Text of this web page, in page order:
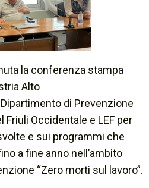
la conferenza stampa
Alto
Dipartimento di Prevenzione
Friuli Occidentale e LEF per
e sui programmi che
a fine anno nell’ambito
“Zero morti sul lavoro”.